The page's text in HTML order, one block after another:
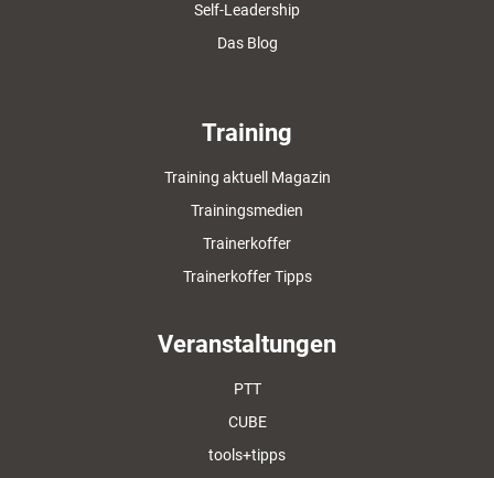
Self-Leadership
Das Blog
Training
Training aktuell Magazin
Trainingsmedien
Trainerkoffer
Trainerkoffer Tipps
Veranstaltungen
PTT
CUBE
tools+tipps